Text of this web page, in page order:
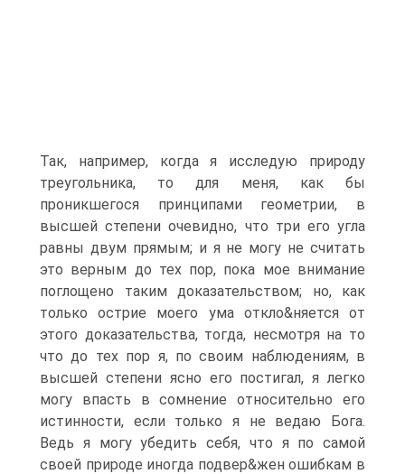
Так, например, когда я исследую природу
треугольника, то для меня, как бы
проникшегося принципами геометрии, в
высшей степени очевидно, что три его угла
равны двум прямым; и я не могу не считать
это верным до тех пор, пока мое внимание
поглощено таким доказательством; но, как
только острие моего ума откло&няется от
этого доказательства, тогда, несмотря на то
что до тех пор я, по своим наблюдениям, в
высшей степени ясно его постигал, я легко
могу впасть в сомнение относительно его
истинности, если только я не ведаю Бога.
Ведь я могу убедить себя, что я по самой
своей природе иногда подвер&жен ошибкам в